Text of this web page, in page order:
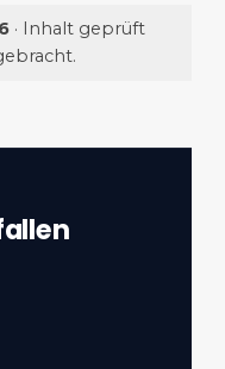
· Inhalt geprüft